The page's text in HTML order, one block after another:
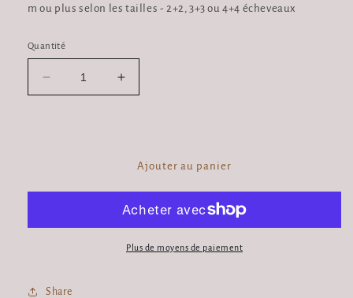
m ou plus selon les tailles -2+2, 3+3 ou 4+4 écheveaux
Quantité
Réduire
la
Augmenter
la
Eldorado
Ajouter au panier
Plus de moyens de paiement
Share